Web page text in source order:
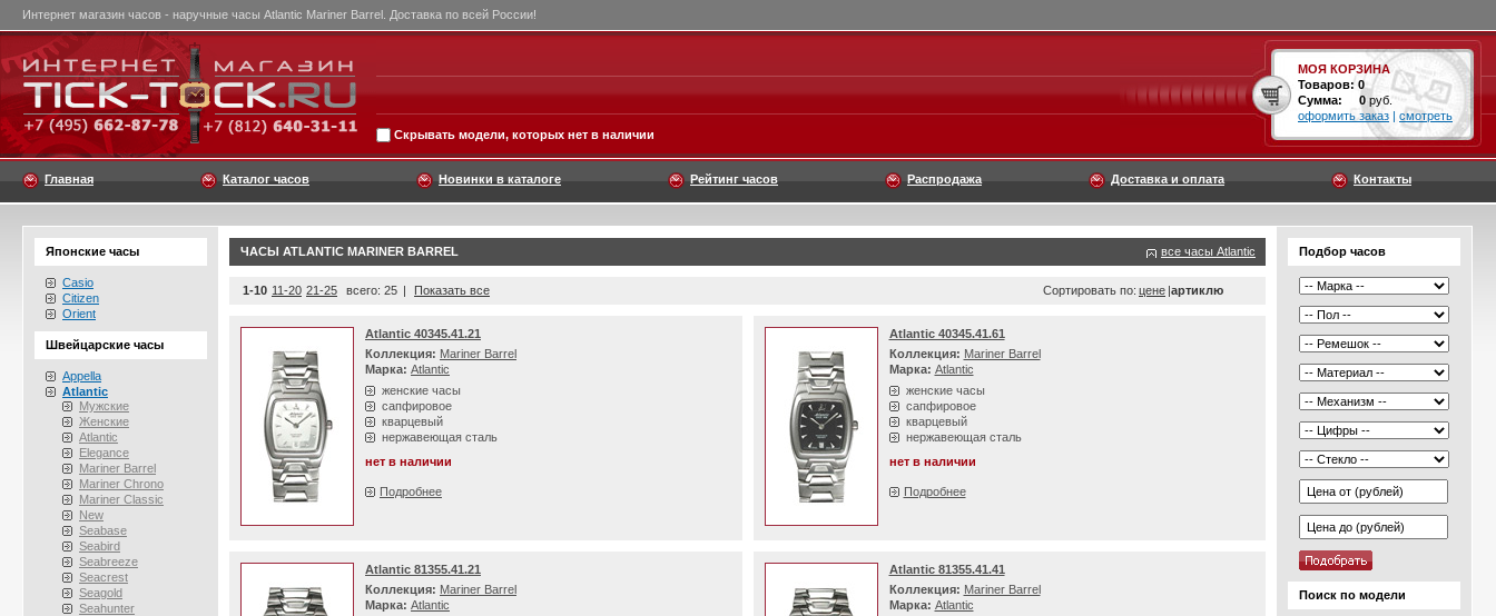
Интернет магазин часов - наручные часы Atlantic Mariner Barrel. Доставка по всей России!
Скрывать модели, которых нет в наличии
МОЯ КОРЗИНА
Товаров: 0
Сумма:
0 руб.
оформить заказ | смотреть
Главная Каталог часов Новинки в каталоге Рейтинг часов Распродажа Доставка и оплата Контакты
Японские часы
Casio
Citizen
Orient
Швейцарские часы
Appella
Atlantic
Мужские
Женские
Atlantic
Elegance
Mariner Barrel
Mariner Chrono
Mariner Classic
New
Seabase
Seabird
Seabreeze
Seacrest
Seagold
Seahunter
все часы Atlantic
ЧАСЫ ATLANTIC MARINER BARREL
Сортировать по: цене |артиклю
1-10 11-20 21-25 всего: 25 | Показать все
Atlantic 40345.41.21
Коллекция: Mariner Barrel
Марка: Atlantic
женские часы
сапфировое
кварцевый
нержавеющая сталь
нет в наличии
Подробнее
Atlantic 40345.41.61
Коллекция: Mariner Barrel
Марка: Atlantic
женские часы
сапфировое
кварцевый
нержавеющая сталь
нет в наличии
Подробнее
Atlantic 81355.41.21
Коллекция: Mariner Barrel
Марка: Atlantic
Atlantic 81355.41.41
Коллекция: Mariner Barrel
Марка: Atlantic
Подбор часов
Поиск по модели